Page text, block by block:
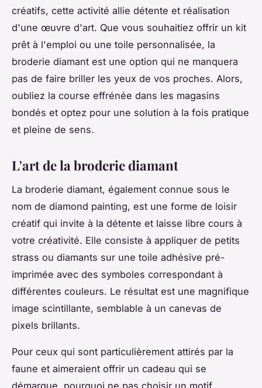
créatifs, cette activité allie détente et réalisation
d'une œuvre d'art. Que vous souhaitiez offrir un kit
prêt à l'emploi ou une toile personnalisée, la
broderie diamant est une option qui ne manquera
pas de faire briller les yeux de vos proches. Alors,
oubliez la course effrénée dans les magasins
bondés et optez pour une solution à la fois pratique
et pleine de sens.
L'art de la broderie diamant
La broderie diamant, également connue sous le
nom de diamond painting, est une forme de loisir
créatif qui invite à la détente et laisse libre cours à
votre créativité. Elle consiste à appliquer de petits
strass ou diamants sur une toile adhésive pré-
imprimée avec des symboles correspondant à
différentes couleurs. Le résultat est une magnifique
image scintillante, semblable à un canevas de
pixels brillants.
Pour ceux qui sont particulièrement attirés par la
faune et aimeraient offrir un cadeau qui se
démarque, pourquoi ne pas choisir un motif